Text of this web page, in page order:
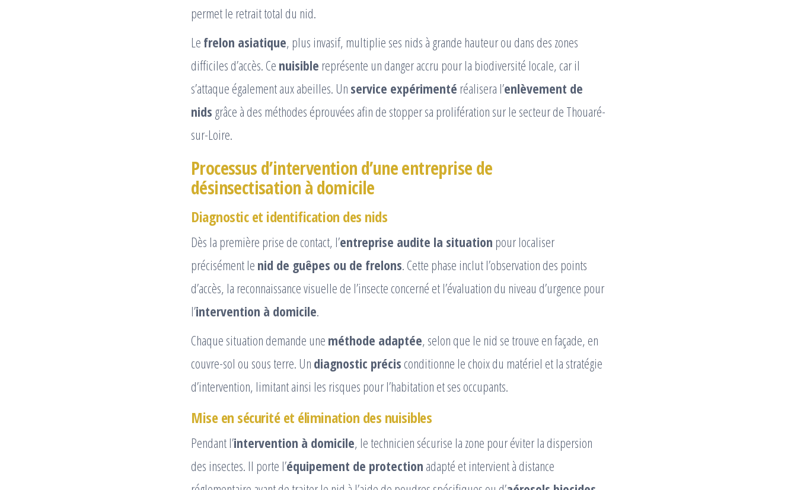
permet le retrait total du nid.
Le frelon asiatique, plus invasif, multiplie ses nids à grande hauteur ou dans des zones
difficiles d’accès. Ce nuisible représente un danger accru pour la biodiversité locale, car il
s’attaque également aux abeilles. Un service expérimenté réalisera l’enlèvement de
nids grâce à des méthodes éprouvées afin de stopper sa prolifération sur le secteur de Thouaré-
sur-Loire.
Processus d’intervention d’une entreprise de
désinsectisation à domicile
Diagnostic et identification des nids
Dès la première prise de contact, l’entreprise audite la situation pour localiser
précisément le nid de guêpes ou de frelons. Cette phase inclut l’observation des points
d’accès, la reconnaissance visuelle de l’insecte concerné et l’évaluation du niveau d’urgence pour
l’intervention à domicile.
Chaque situation demande une méthode adaptée, selon que le nid se trouve en façade, en
couvre-sol ou sous terre. Un diagnostic précis conditionne le choix du matériel et la stratégie
d’intervention, limitant ainsi les risques pour l’habitation et ses occupants.
Mise en sécurité et élimination des nuisibles
Pendant l’intervention à domicile, le technicien sécurise la zone pour éviter la dispersion
des insectes. Il porte l’équipement de protection adapté et intervient à distance